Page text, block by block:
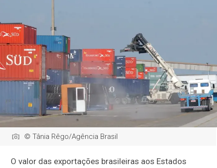
© Tânia Rêgo/Agência Brasil
O valor das exportações brasileiras aos Estados